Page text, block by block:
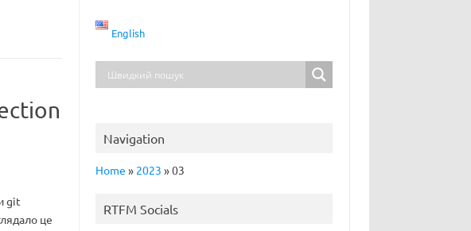
git
це
English
Navigation
Home » 2023 »03
RTFM Socials